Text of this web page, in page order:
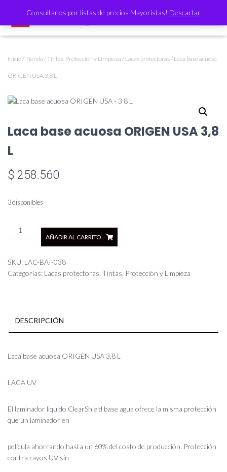
Consultanos por listas de precios Mayoristas! Descartar
Inicio/Tienda /Tintas, Protección y Limpieza / Lacas protectoras/ Laca base acuosa
ORIGEN USA 3,8 L
Laca base acuosa ORIGEN USA 3,8
L
$ 258.560
3 disponibles
Laca
base
ORIGEN
USA
AÑADIR AL CARRITO
SKU: LAC-BAI-038
Categorías: Lacas protectoras Tintas, Protección y Limpieza
DESCRIPCIÓN
Laca base acuosa ORIGEN USA 3,8 L
LACA UV
El laminador liquido ClearShield base agua ofrece la misma protección
que un laminador en
película ahorrando hasta un 60% del costo de producción. Protección
contra rayos UV sin